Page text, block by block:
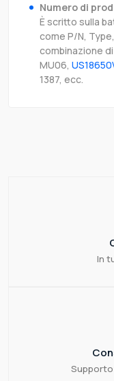
Numero di
È scritto sulla
come P/N,
combinazione di
MU06,
1387, ecc.
In